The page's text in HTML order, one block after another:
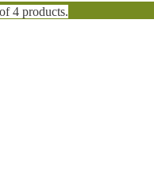
4 products.